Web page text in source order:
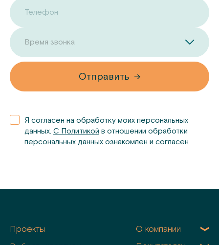
Телефон
Время звонка
Отправить
Я согласен на обработку моих персональных
данных. С Политикой в отношении обработки
персональных данных ознакомлен и согласен
Проекты
О компании